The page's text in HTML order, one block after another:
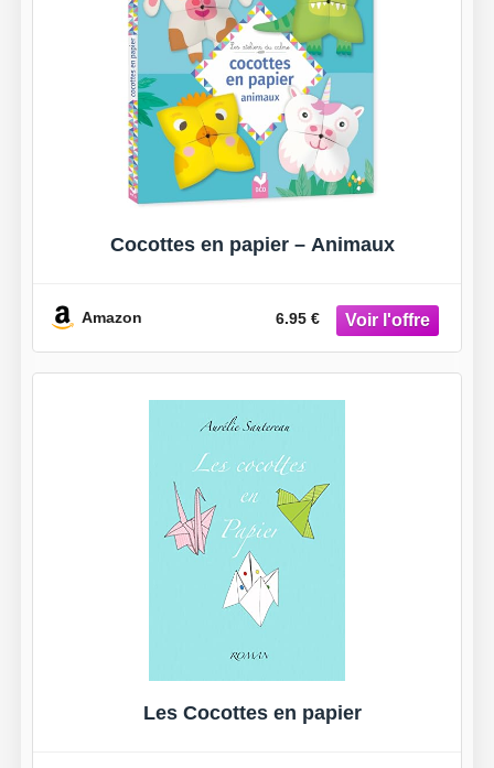
Cocottes en papier – Animaux
Amazon 6.95 €
Les Cocottes en papier